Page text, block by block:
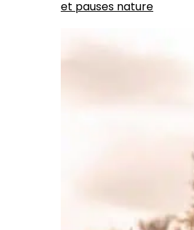
et pauses nature